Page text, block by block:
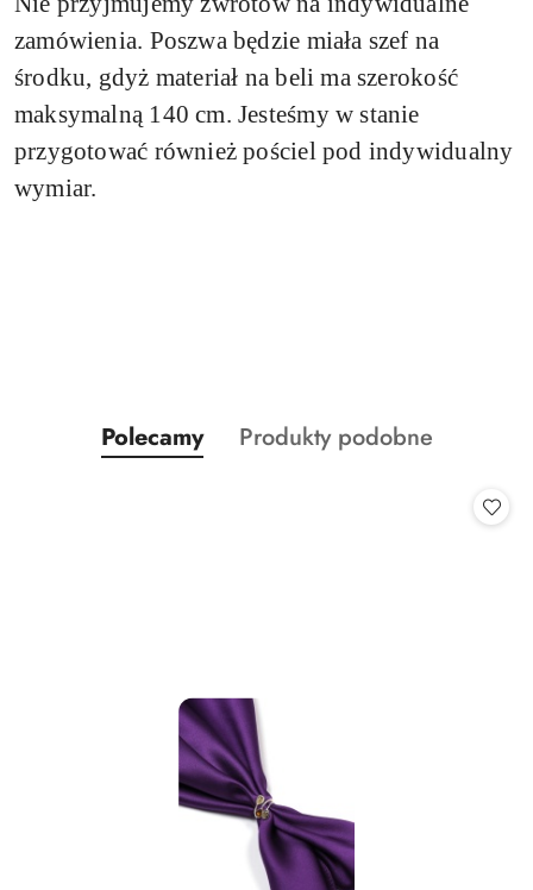
zamówienia. Poszwa będzie miała szef na
środku, gdyż materiał na beli ma szerokość
maksymalną 140 cm. Jesteśmy w stanie
przygotować również pościel pod indywidualny
wymiar.
Pomiń karuzelę produktów
Produkty
o
Polecamy
Produkty
Produkty podobne